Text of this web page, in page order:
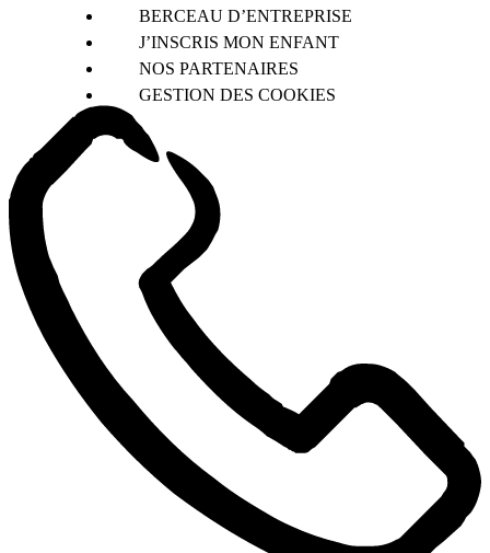
BERCEAU D’ENTREPRISE
J’INSCRIS MON ENFANT
NOS PARTENAIRES
GESTION DES COOKIES